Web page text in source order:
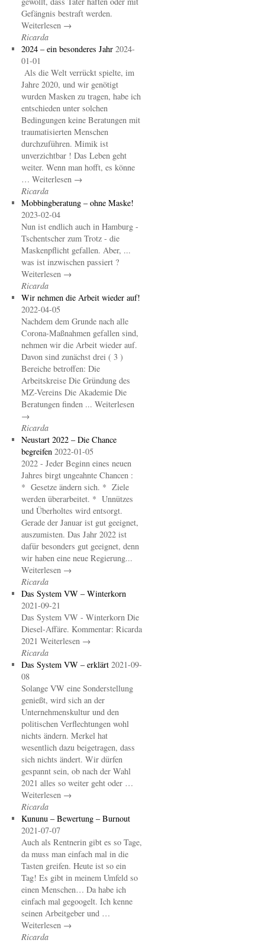
Gefängnis bestraft werden.
Weiterlesen →
Ricarda
2024 – ein besonderes Jahr 2024-
01-01
Als die Welt verrückt spielte, im
Jahre 2020, und wir genötigt
wurden Masken zu tragen, habe ich
entschieden unter solchen
Bedingungen keine Beratungen mit
traumatisierten Menschen
durchzuführen. Mimik ist
unverzichtbar ! Das Leben geht
weiter. Wenn man hofft, es könne
… Weiterlesen →
Ricarda
Mobbingberatung – ohne Maske!
2023-02-04
Nun ist endlich auch in Hamburg -
Tschentscher zum Trotz - die
Maskenpflicht gefallen. Aber, ...
was ist inzwischen passiert ?
Weiterlesen →
Ricarda
Wir nehmen die Arbeit wieder auf!
2022-04-05
Nachdem dem Grunde nach alle
Corona-Maßnahmen gefallen sind,
nehmen wir die Arbeit wieder auf.
Davon sind zunächst drei ( 3 )
Bereiche betroffen: Die
Arbeitskreise Die Gründung des
MZ-Vereins Die Akademie Die
Beratungen finden ... Weiterlesen
→
Ricarda
Neustart 2022 – Die Chance
begreifen 2022-01-05
2022 - Jeder Beginn eines neuen
Jahres birgt ungeahnte Chancen :
* Gesetze ändern sich. * Ziele
werden überarbeitet. * Unnützes
und Überholtes wird entsorgt.
Gerade der Januar ist gut geeignet,
auszumisten. Das Jahr 2022 ist
dafür besonders gut geeignet, denn
wir haben eine neue Regierung...
Weiterlesen →
Ricarda
Das System VW – Winterkorn
2021-09-21
Das System VW - Winterkorn Die
Diesel-Affäre. Kommentar: Ricarda
2021 Weiterlesen →
Ricarda
Das System VW – erklärt 2021-09-
08
Solange VW eine Sonderstellung
genießt, wird sich an der
Unternehmenskultur und den
politischen Verflechtungen wohl
nichts ändern. Merkel hat
wesentlich dazu beigetragen, dass
sich nichts ändert. Wir dürfen
gespannt sein, ob nach der Wahl
2021 alles so weiter geht oder …
Weiterlesen →
Ricarda
Kununu – Bewertung – Burnout
2021-07-07
Auch als Rentnerin gibt es so Tage,
da muss man einfach mal in die
Tasten greifen. Heute ist so ein
Tag! Es gibt in meinem Umfeld so
einen Menschen… Da habe ich
einfach mal gegoogelt. Ich kenne
seinen Arbeitgeber und …
Weiterlesen →
Ricarda